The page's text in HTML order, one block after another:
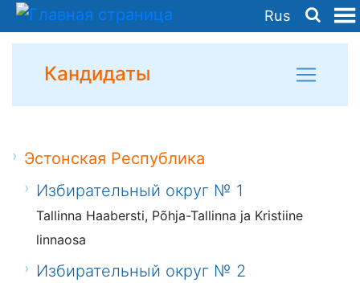
Rus
Кандидаты
Эстонская Республика
Избирательный округ № 1
Tallinna Haabersti, Põhja-Tallinna ja Kristiine
linnaosa
Избирательный округ № 2